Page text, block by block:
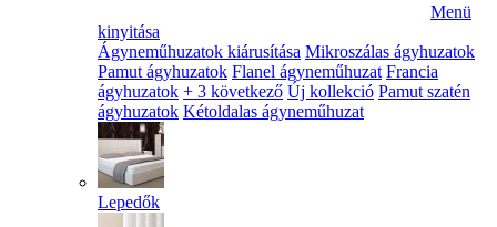
Menü
kinyitása
Ágyneműhuzatok kiárusítása Mikroszálas ágyhuzatok
Pamut ágyhuzatok Flanel ágyneműhuzat Francia
ágyhuzatok + 3 következő Új kollekció Pamut szatén
ágyhuzatok Kétoldalas ágyneműhuzat
Lepedők